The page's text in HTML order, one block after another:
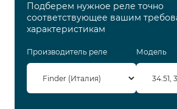
Подберем нужное реле точно
соответствующее вашим
характеристикам
Производитель реле Модель